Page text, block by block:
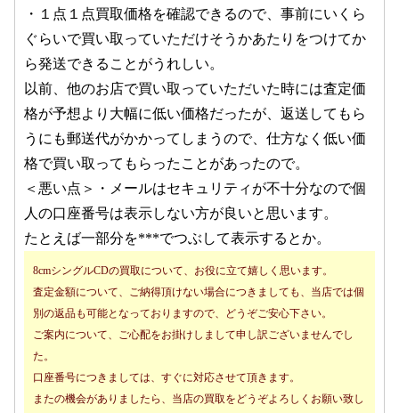
・１点１点買取価格を確認できるので、事前にいくら
ぐらいで買い取っていただけそうかあたりをつけてか
ら発送できることがうれしい。
以前、他のお店で買い取っていただいた時には査定価
格が予想より大幅に低い価格だったが、返送してもら
うにも郵送代がかかってしまうので、仕方なく低い価
格で買い取ってもらったことがあったので。
＜悪い点＞・メールはセキュリティが不十分なので個
人の口座番号は表示しない方が良いと思います。
たとえば一部分を***でつぶして表示するとか。
8cmシングルCDの買取について、お役に立て嬉しく思います。
査定金額について、ご納得頂けない場合につきましても、当店では個
別の返品も可能となっておりますので、どうぞご安心下さい。
ご案内について、ご心配をお掛けしまして申し訳ございませんでし
た。
口座番号につきましては、すぐに対応させて頂きます。
またの機会がありましたら、当店の買取をどうぞよろしくお願い致し